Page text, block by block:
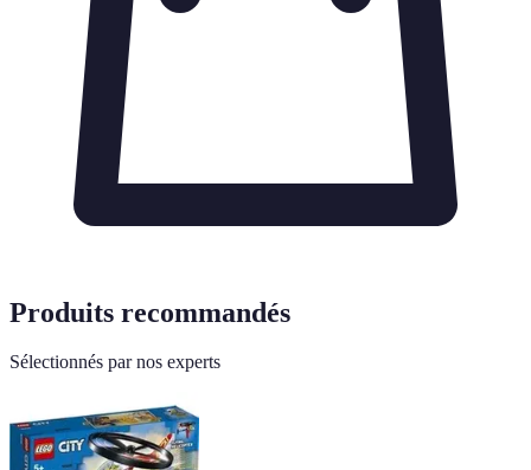
Produits recommandés
Sélectionnés par nos experts